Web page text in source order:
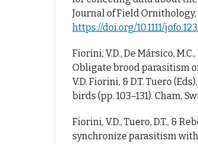
Journal of Field Ornithology,
https://doi.org/10.1111/
Fiorini, V.D., De Mársico,
Obligate brood parasitism
V.D. Fiorini, & D.T. Tuero
birds (pp. 103–131). Cham,
Fiorini, V.D., Tuero, D.T., &
synchronize parasitism